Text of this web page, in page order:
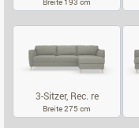
3-Sitzer, Rec. re
Breite 275 cm